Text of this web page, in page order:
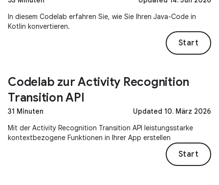
In diesem Codelab erfahren Sie, wie Sie Ihren Java-Code in
Kotlin konvertieren.
Start
Codelab zur Activity Recognition
Transition API
31 Minuten
Updated 10. März 2026
Mit der Activity Recognition Transition API leistungsstarke
kontextbezogene Funktionen in Ihrer App erstellen
Start